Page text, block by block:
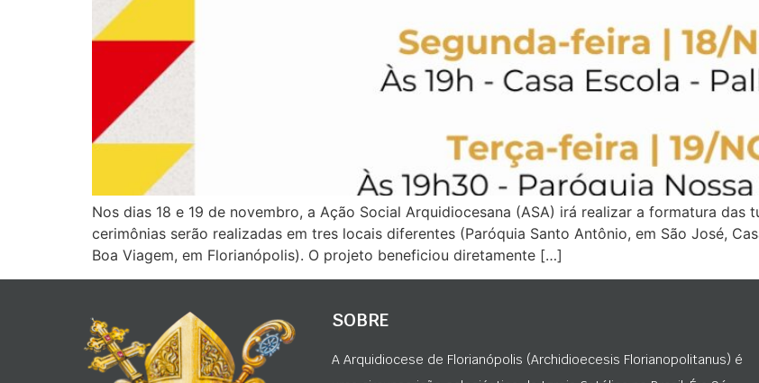
Nos dias 18 e 19 de novembro, a Ação Social Arquidiocesana (ASA) irá realizar a formatura
cerimônias serão realizadas em tres locais diferentes (Paróquia Santo Antônio, em São José,
Boa Viagem, em Florianópolis). O projeto beneficiou diretamente […]
SOBRE
A Arquidiocese de Florianópolis (Archidioecesis Florianopolitanus) é